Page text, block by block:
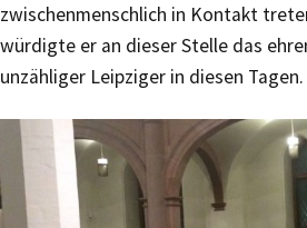
zwischenmenschlich in Kontakt
würdigte er an dieser Stelle das
unzähliger Leipziger in diesen Tagen.